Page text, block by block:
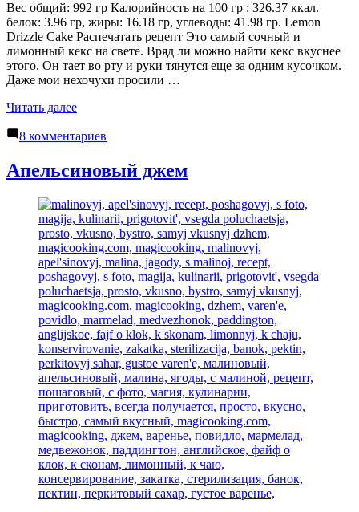
Вес общий: 992 гр Калорийность на 100 гр : 326.37 ккал.
белок: 3.96 гр, жиры: 16.18 гр, углеводы: 41.98 гр. Lemon
Drizzle Cake Распечатать рецепт Это самый сочный и
лимонный кекс на свете. Вряд ли можно найти кекс вкуснее
этого. Он тает во рту и руки тянутся еще за одним кусочком.
Даже мои нехочухи просили …
Читать далее«Лимонный
«Мокрый»»
8 комментариев
Лимонный
кекс
Апельсиновый джем